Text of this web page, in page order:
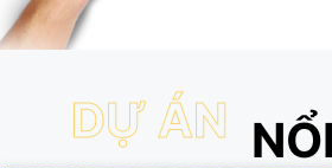
DỰ ÁN